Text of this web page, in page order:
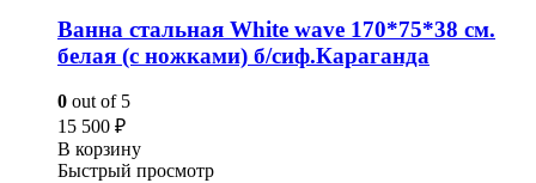
Ванна стальная White wave 170*75*38 cм.
белая (с ножками) б/сиф.Караганда
0 out of 5
15 500 ₽
В корзину
Быстрый просмотр